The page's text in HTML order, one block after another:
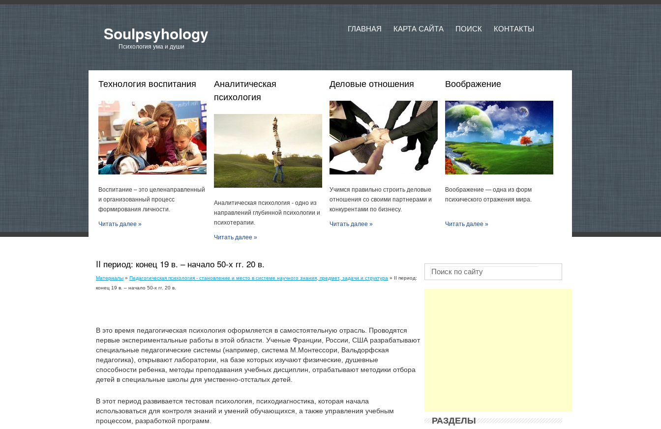
Soulpsyhology
Психология ума и души
ГЛАВНАЯ КАРТА САЙТА ПОИСК КОНТАКТЫ
Технология воспитания
Воспитание – это целенаправленный
и организованный процесс
формирования личности.
Читать далее »
Аналитическая
психология
Аналитическая психология - одно из
направлений глубинной психологии и
психотерапии.
Читать далее »
Деловые отношения
Учимся правильно строить деловые
отношения со своими партнерами и
конкурентами по бизнесу.
Читать далее »
Воображение
Воображение — одна из форм
психического отражения мира.
Читать далее »
II период: конец 19 в. – начало 50-х гг. 20 в.
Материалы » Педагогическая психология - становление и место в системе научного знания, предмет, задачи и структура » II период:
конец 19 в. – начало 50-х гг. 20 в.
В это время педагогическая психология оформляется в самостоятельную отрасль. Проводятся
первые экспериментальные работы в этой области. Ученые Франции, России, США разрабатывают
специальные педагогические системы (например, система М.Монтессори, Вальдорфская
педагогика), открывают лаборатории, на базе которых изучают физические, душевные
способности ребенка, методы преподавания учебных дисциплин, отрабатывают методики отбора
детей в специальные школы для умственно-отсталых детей.
В этот период развивается тестовая психология, психодиагностика, которая начала
использоваться для контроля знаний и умений обучающихся, а также управления учебным
процессом, разработкой программ.
РАЗДЕЛЫ